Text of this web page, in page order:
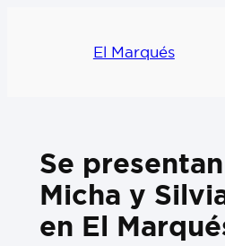
El Marqués
Se
Micha y
en El